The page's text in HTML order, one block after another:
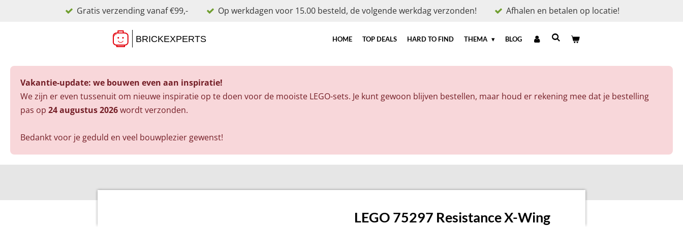
hoofdinhoud
Gratis verzending vanaf €99,- Op werkdagen voor 15.00 besteld, de volgende werkdag verzonden! Afhalen en betalen op locatie!
HOME TOP DEALS HARD TO FIND THEMA BLOG
Vakantie-update: we bouwen even aan inspiratie!
We zijn er even tussenuit om nieuwe inspiratie op te doen voor de mooiste LEGO-sets. Je kunt gewoon blijven bestellen, maar houd er rekening mee dat je bestelling
pas op 24 augustus 2026wordt verzonden.
Bedankt voor je geduld en veel bouwplezier gewenst!
LEGO 75297 Resistance X-Wing